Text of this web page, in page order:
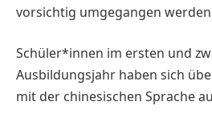
vorsichtig umgegangen
Schüler*innen im ersten und
Ausbildungsjahr haben sich
mit der chinesischen Sprache